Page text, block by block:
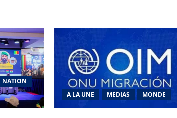
NATION
A LA UNE MEDIAS MONDE